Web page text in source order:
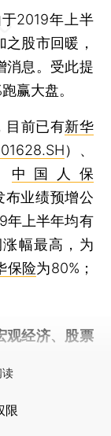
2019年上半
股市回暖，
消息。受此提
赢大盘。
目前已有新华
）、
中国人保
布业绩预增公
年上半年均有
幅最高，为
保险为80%；
观经济、股票
读
限